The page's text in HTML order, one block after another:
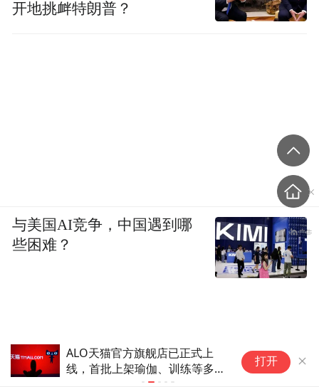
DDR5涨价彻底没救了！巨头
54.3万亿天价建厂也救不了
打开
开地挑衅特朗普？
与美国AI竞争，中国遇到哪
些困难？